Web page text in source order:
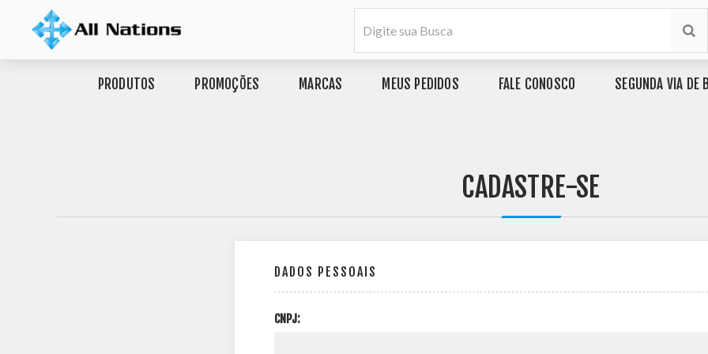
PRODUTOS PROMOÇÕES MARCAS MEUS PEDIDOS FALE CONOSCO SEGUNDA VIA DE
CADASTRE-SE
DADOS PESSOAIS
CNPJ: